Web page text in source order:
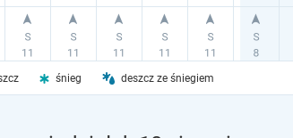
śnieg deszcz ze śniegiem